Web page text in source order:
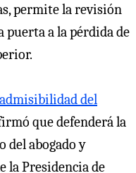
permite la revisión
puerta a la pérdida de
del
que defenderá la
del abogado y
la Presidencia de